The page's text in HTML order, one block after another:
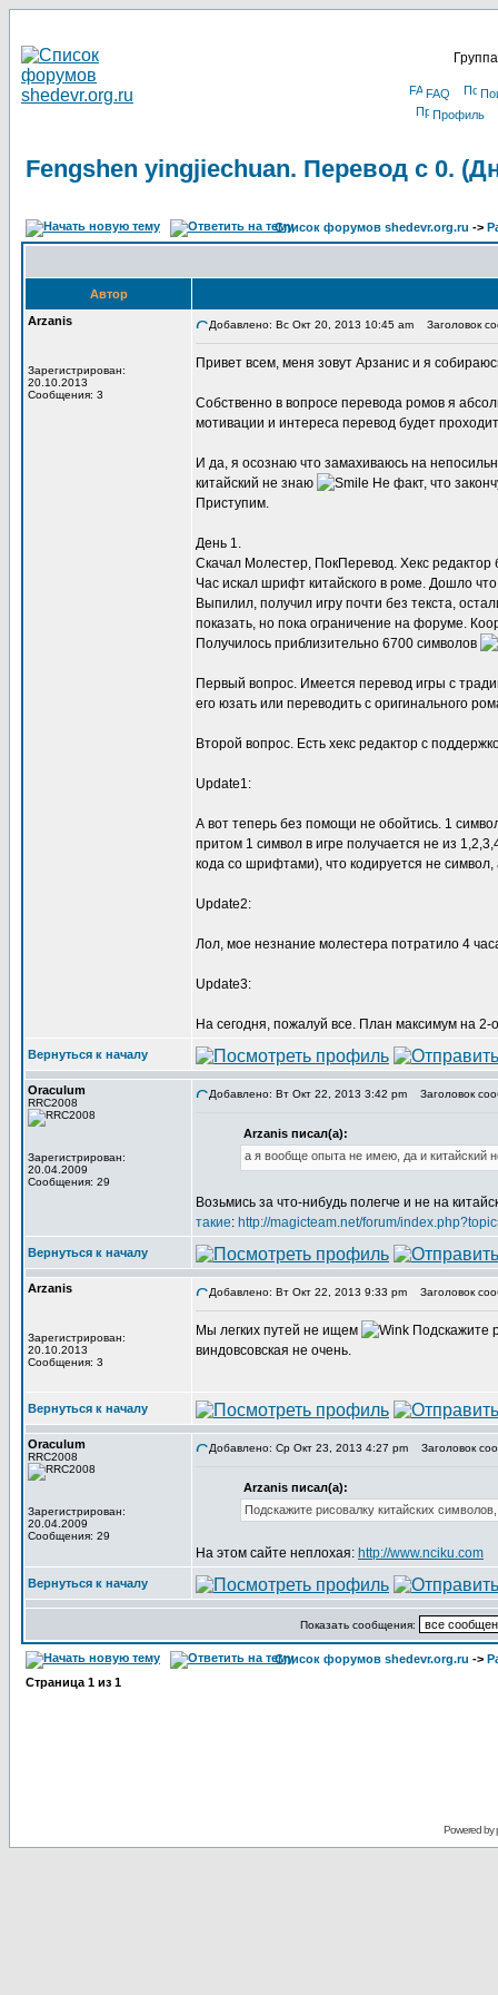
FAQ
Профиль
Fengshen yingjiechuan. Перевод с 0.
Список форумов shedevr.org.ru ->
Автор
Arzanis
Зарегистрирован:
20.10.2013
Сообщения: 3
Добавлено: Вс Окт 20, 2013 10:45 am Заголовок
Привет всем, меня зовут Арзанис и я
Собственно в вопросе перевода ромов я
мотивации и интереса перевод будет
И да, я осознаю что замахиваюсь на
китайский не знаю
Не факт, что
Приступим.
День 1.
Скачал Молестер, ПокПеревод. Хекс редактор
Час искал шрифт китайского в роме. Дошло
Выпилил, получил игру почти без текста,
показать, но пока ограничение на форуме.
Получилось приблизительно 6700 символов
Первый вопрос. Имеется перевод игры с
его юзать или переводить с оригинального
Второй вопрос. Есть хекс редактор с
Update1:
А вот теперь без помощи не обойтись. 1
притом 1 символ в игре получается не из
кода со шрифтами), что кодируется не символ,
Update2:
Лол, мое незнание молестера потратило 4
Update3:
На сегодня, пожалуй все. План максимум на
Вернуться к началу
Oraculum
RRC2008
Зарегистрирован:
20.04.2009
Сообщения: 29
Добавлено: Вт Окт 22, 2013 3:42 pm Заголовок
Arzanis писал(а):
а я вообще опыта не имею, да и китайский
Возьмись за что-нибудь полегче и не на
такие: http://magicteam.net/forum/
Вернуться к началу
Arzanis
Зарегистрирован:
20.10.2013
Сообщения: 3
Добавлено: Вт Окт 22, 2013 9:33 pm Заголовок
Мы легких путей не ищем
Подскажите
виндовсовская не очень.
Вернуться к началу
Oraculum
RRC2008
Зарегистрирован:
20.04.2009
Сообщения: 29
Добавлено: Ср Окт 23, 2013 4:27 pm Заголовок
Arzanis писал(а):
Подскажите рисовалку китайских
На этом сайте неплохая: http://www.nciku.com
Вернуться к началу
Показать сообщения:
Список форумов shedevr.org.ru ->
Страница 1 из 1
Powered by